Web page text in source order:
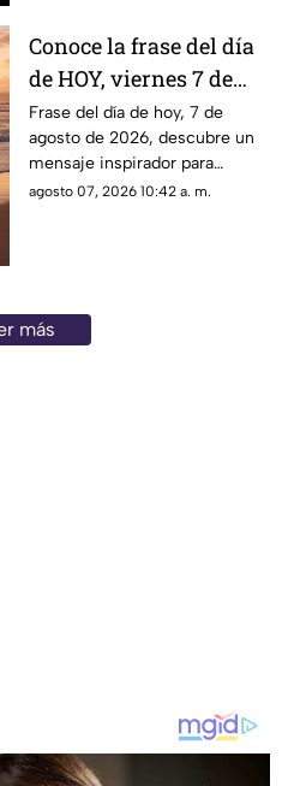
Conoce la frase del día
de HOY, viernes 7 de
agosto de 2026, y
llénate de inspiración
con estas palabras
Frase del día de hoy, 7 de
agosto de 2026, descubre un
mensaje inspirador para
reflexionar y compartir con tus
agosto 07, 2026 10:42 a. m.
más